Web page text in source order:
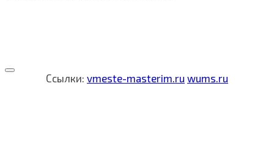
Ссылки: vmeste-masterim.ru wums.ru